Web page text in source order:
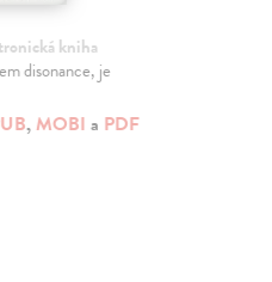
kniha
disonance, je
,MOBI a PDF